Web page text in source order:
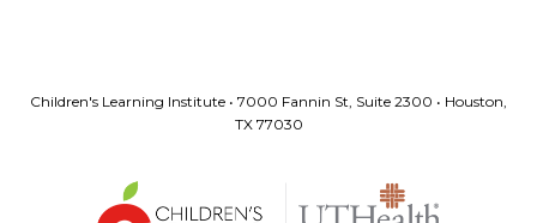
Children's Learning Institute • 7000 Fannin St, Suite 2300 • Houston,
TX 77030